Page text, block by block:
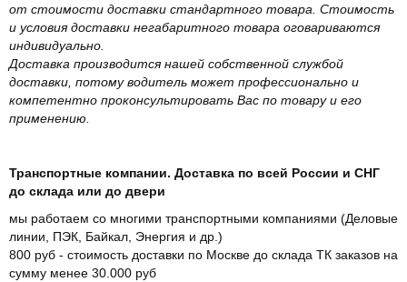
от стоимости доставки стандартного товара. Стоимость
и условия доставки негабаритного товара оговариваются
индивидуально.
Доставка производится нашей собственной службой
доставки, потому водитель может профессионально и
компетентно проконсультировать Вас по товару и его
применению.
Транспортные компании. Доставка по всей России и СНГ
до склада или до двери
мы работаем со многими транспортными компаниями (Деловые
линии, ПЭК, Байкал, Энергия и др.)
800 руб - стоимость доставки по Москве до склада ТК заказов на
сумму менее 30.000 руб